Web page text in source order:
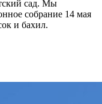
сад. Мы
собрание 14 мая
и бахил.